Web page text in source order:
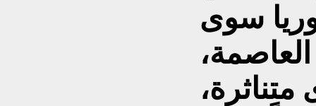
سوى